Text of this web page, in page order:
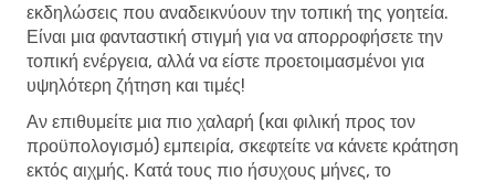
εκδηλώσεις που αναδεικνύουν την τοπική της γοητεία.
Είναι μια φανταστική στιγμή για να απορροφήσετε την
τοπική ενέργεια, αλλά να είστε προετοιμασμένοι για
υψηλότερη ζήτηση και τιμές!
Αν επιθυμείτε μια πιο χαλαρή (και φιλική προς τον
προϋπολογισμό) εμπειρία, σκεφτείτε να κάνετε κράτηση
εκτός αιχμής. Κατά τους πιο ήσυχους μήνες, το